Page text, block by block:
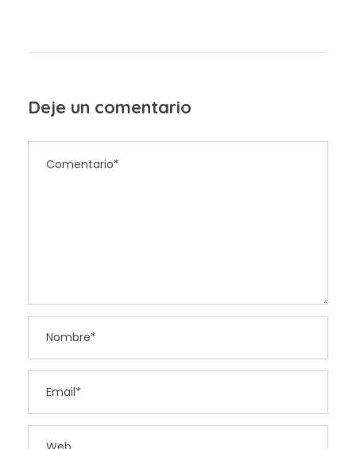
Deje un comentario